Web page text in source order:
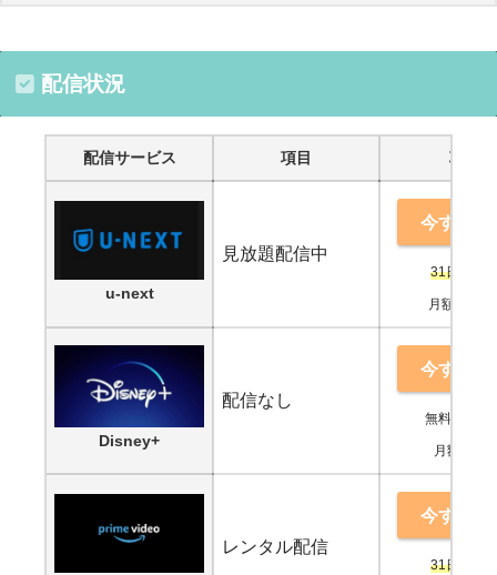
配信状況
配信サービス 項目 項目
u-next
見放題配信中
今すぐ鑑
31日間無
月額2,189
Disney+
配信なし
今すぐ鑑
無料期間な
月額990円
レンタル配信
今すぐ鑑
31日間無